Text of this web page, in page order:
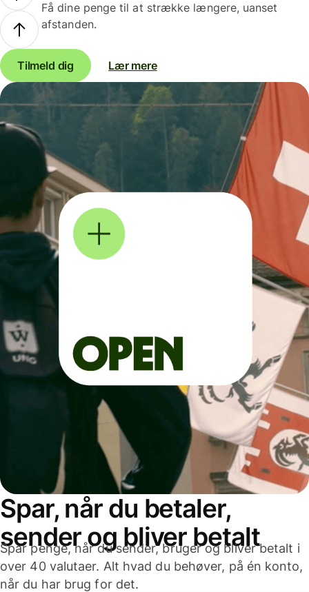
Få dine penge til at strække længere, uanset
afstanden.
Tilmeld dig Lær mere
Spar, når du betaler,
sender og bliver betalt
Spar penge, når du sender, bruger og bliver betalt i
over 40 valutaer. Alt hvad du behøver, på én konto,
når du har brug for det.